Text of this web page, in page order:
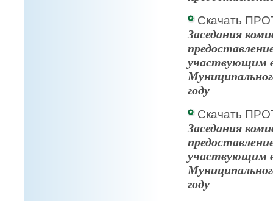
Скачать
Заседания
участвующим
году
Скачать
Заседания
участвующим
году